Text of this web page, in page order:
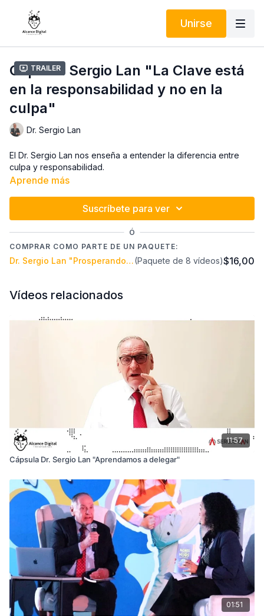
Unirse
Trailer
Cápsula Sergio Lan "La Clave está
en la responsabilidad y no en la
culpa"
Dr. Sergio Lan
El Dr. Sergio Lan nos enseña a entender la diferencia entre
culpa y responsabilidad.
Aprende más
Suscríbete para ver
Ó
COMPRAR COMO PARTE DE UN PAQUETE:
Dr. Sergio Lan "Prosperando Juntos temporada 2"(Paquete de 8 vídeos)$16,00
Vídeos relacionados
11:57
Cápsula Dr. Sergio Lan "Aprendamos a delegar"
01:51